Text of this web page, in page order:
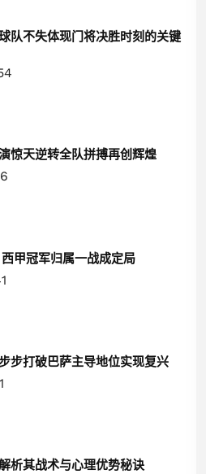
队不失体现门将决胜时刻的关键
惊天逆转全队拼搏再创辉煌
甲冠军归属一战成定局
步打破巴萨主导地位实现复兴
析其战术与心理优势秘诀